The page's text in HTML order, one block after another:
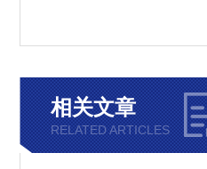
相关文章
RELATED ARTICLES